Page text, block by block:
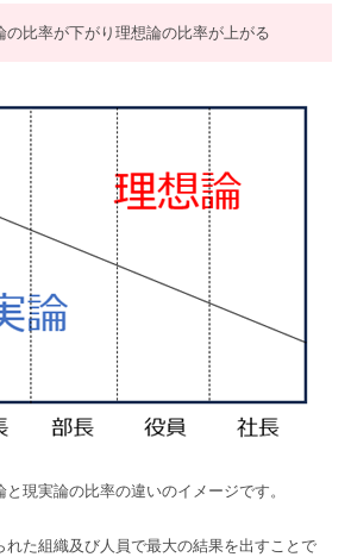
の比率が下がり理想論の比率が上がる
と現実論の比率の違いのイメージです。
れた組織及び人員で最大の結果を出すことで